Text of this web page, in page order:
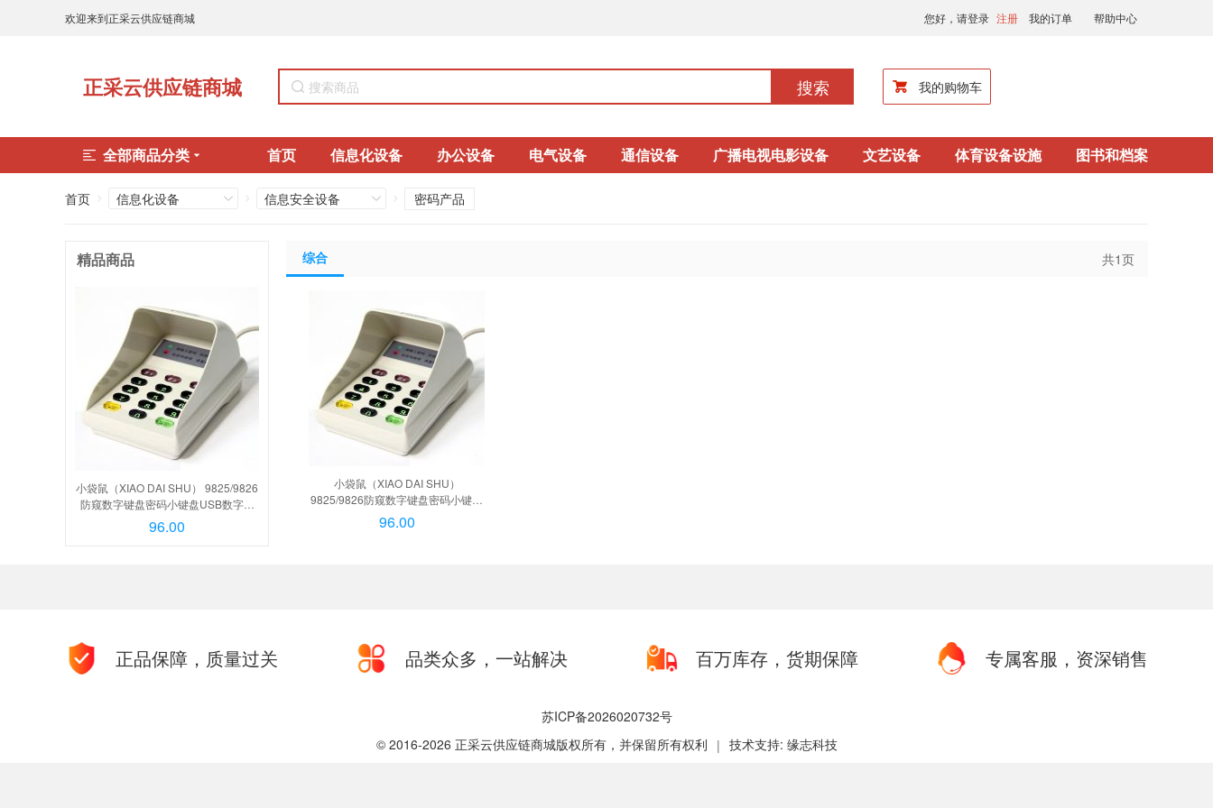
欢迎来到正采云供应链商城 您好，请登录 注册 我的订单 帮助中心
正采云供应链商城 搜索 我的购物车
全部商品分类 首页 信息化设备 办公设备 电气设备 通信设备 广播电视电影设备 文艺设备 体育设备设施 图书和档案
首页 信息化设备 信息安全设备 密码产品
精品商品
小袋鼠（XIAO DAI SHU） 9825/9826
防窥数字键盘密码小键盘USB数字银
行财务键盘 语音提示耐用小键盘 9825
语音提示小键盘, 9826语音提示+液晶
96.00
综合 共1页
小袋鼠（XIAO DAI SHU）
9825/9826防窥数字键盘密码小键盘
USB数字银行财务键盘 语音提示耐
用小键盘 9825语音提示小键盘,
96.00
正品保障，质量过关 品类众多，一站解决 百万库存，货期保障 专属客服，资深销售
苏ICP备2026020732号
© 2016-2026 正采云供应链商城版权所有，并保留所有权利 | 技术支持: 缘志科技